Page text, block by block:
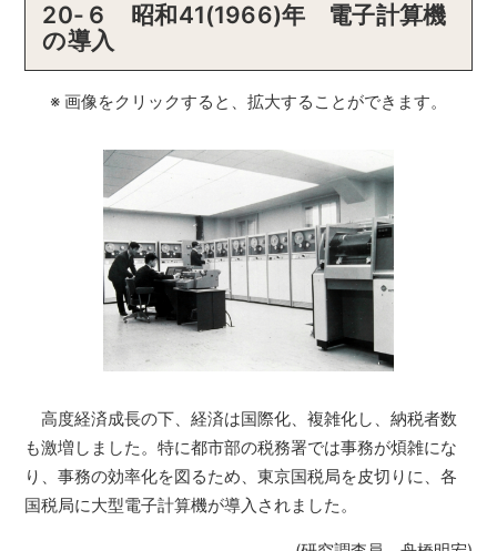
20-６ 昭和41(1966)年 電子計算機
の導入
※ 画像をクリックすると、拡大することができます。
高度経済成長の下、経済は国際化、複雑化し、納税者数
も激増しました。特に都市部の税務署では事務が煩雑にな
り、事務の効率化を図るため、東京国税局を皮切りに、各
国税局に大型電子計算機が導入されました。